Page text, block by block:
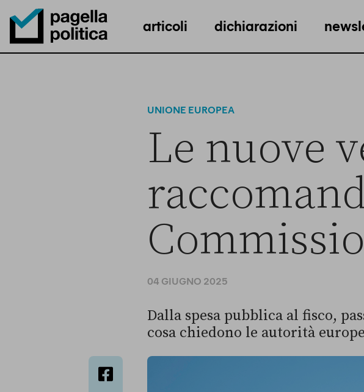
Pagella Politica Logo
articoli dichiarazioni
UNIONE EUROPEA
Le nuove
04 GIUGNO 2025
Dalla spesa pubblica al fisco,
cosa chiedono le autorità